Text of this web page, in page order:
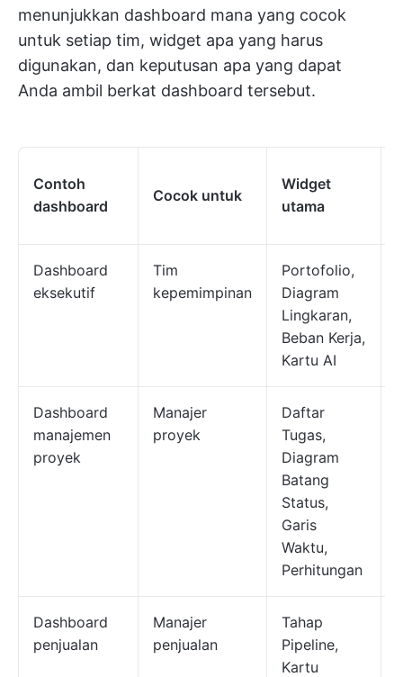
menunjukkan dashboard mana yang cocok
untuk setiap tim, widget apa yang harus
digunakan, dan keputusan apa yang dapat
Anda ambil berkat dashboard tersebut.
Contoh
dashboard
Cocok untuk
Widget
utama
Dashboard
eksekutif
Tim
kepemimpinan
Portofolio,
Diagram
Lingkaran,
Beban Kerja,
Kartu AI
Dashboard
manajemen
proyek
Manajer
proyek
Daftar
Tugas,
Diagram
Batang
Status,
Garis
Waktu,
Perhitungan
Dashboard
penjualan
Manajer
penjualan
Tahap
Pipeline,
Kartu